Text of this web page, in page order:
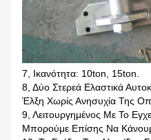
7, Ικανότητα: 10ton, 15ton.
8, Δύο Στερεά Ελαστικά
Έλξη Χωρίς Ανησυχία Της
9, Λειτουργημένος Με Το
Μπορούμε Επίσης Να